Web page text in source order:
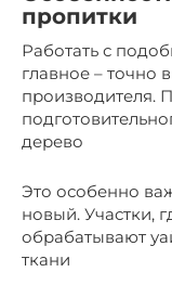
пропитки
Работать с
главное – точно
производителя.
дерево
Это особенно
новый. Участки,
обрабатывают
ткани